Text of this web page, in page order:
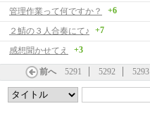
管理作業って何ですか？
+6
２鯖の３人合奏にて♪
+7
感想聞かせてえ
+3
前へ 5291 5292 5293